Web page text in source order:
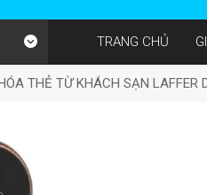
TRANG CHỦ
THẺ TỪ KHÁCH SẠN LAFFER